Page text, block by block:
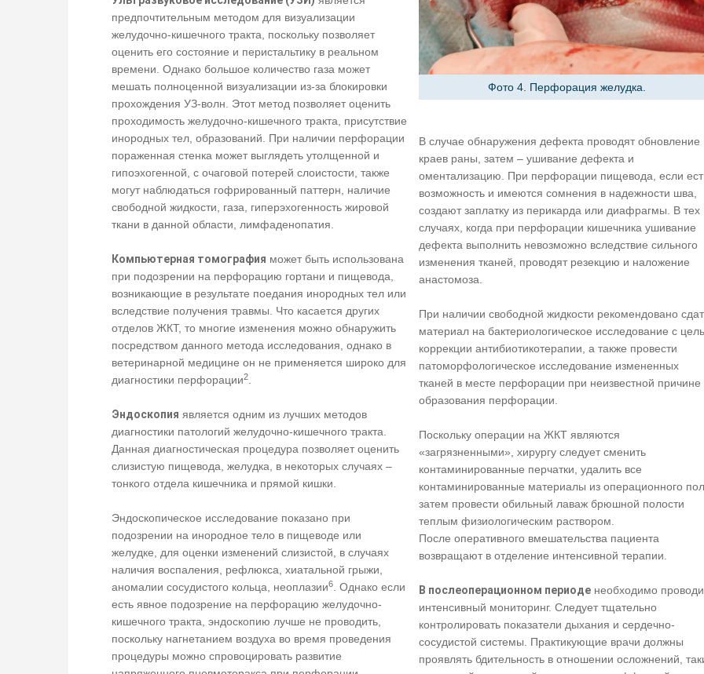
предпочтительным методом для визуализации
желудочно-кишечного тракта, поскольку позволяет
оценить его состояние и перистальтику в реальном
времени. Однако большое количество газа может
мешать полноценной визуализации из-за блокировки
прохождения УЗ-волн. Этот метод позволяет оценить
проходимость желудочно-кишечного тракта, присутствие
инородных тел, образований. При наличии перфорации
пораженная стенка может выглядеть утолщенной и
гипоэхогенной, с очаговой потерей слоистости, также
могут наблюдаться гофрированный паттерн, наличие
свободной жидкости, газа, гиперэхогенность жировой
ткани в данной области, лимфаденопатия.
Компьютерная томография может быть использована
при подозрении на перфорацию гортани и пищевода,
возникающие в результате поедания инородных тел или
вследствие получения травмы. Что касается других
отделов ЖКТ, то многие изменения можно обнаружить
посредством данного метода исследования, однако в
ветеринарной медицине он не применяется широко для
диагностики перфорации2
Эндоскопия является одним из лучших методов
диагностики патологий желудочно-кишечного тракта.
Данная диагностическая процедура позволяет оценить
слизистую пищевода, желудка, в некоторых случаях –
тонкого отдела кишечника и прямой кишки.
Эндоскопическое исследование показано при
подозрении на инородное тело в пищеводе или
желудке, для оценки изменений слизистой, в случаях
наличия воспаления, рефлюкса, хиатальной грыжи,
аномалии сосудистого кольца, неоплазии6
. Однако если
есть явное подозрение на перфорацию желудочно-
кишечного тракта, эндоскопию лучше не проводить,
поскольку нагнетанием воздуха во время проведения
процедуры можно спровоцировать развитие
Фото 4. Перфорация желудка.
В случае обнаружения дефекта проводят обновление
краев раны, затем – ушивание дефекта и
оментализацию. При перфорации пищевода, если
возможность и имеются сомнения в надежности шва,
создают заплатку из перикарда или диафрагмы. В тех
случаях, когда при перфорации кишечника ушивание
дефекта выполнить невозможно вследствие сильного
изменения тканей, проводят резекцию и наложение
анастомоза.
При наличии свободной жидкости рекомендовано
материал на бактериологическое исследование с
коррекции антибиотикотерапии, а также провести
патоморфологическое исследование измененных
тканей в месте перфорации при неизвестной причине
образования перфорации.
Поскольку операции на ЖКТ являются
«загрязненными», хирургу следует сменить
контаминированные перчатки, удалить все
контаминированные материалы из операционного
затем провести обильный лаваж брюшной полости
теплым физиологическим раствором.
После оперативного вмешательства пациента
возвращают в отделение интенсивной терапии.
В послеоперационном периоденеобходимо
интенсивный мониторинг. Следует тщательно
контролировать показатели дыхания и сердечно-
сосудистой системы. Практикующие врачи должны
проявлять бдительность в отношении осложнений,